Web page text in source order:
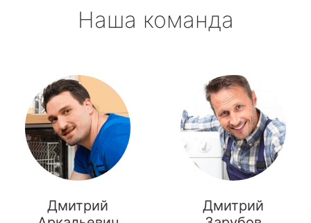
Наша команда
Дмитрий
Дмитрий